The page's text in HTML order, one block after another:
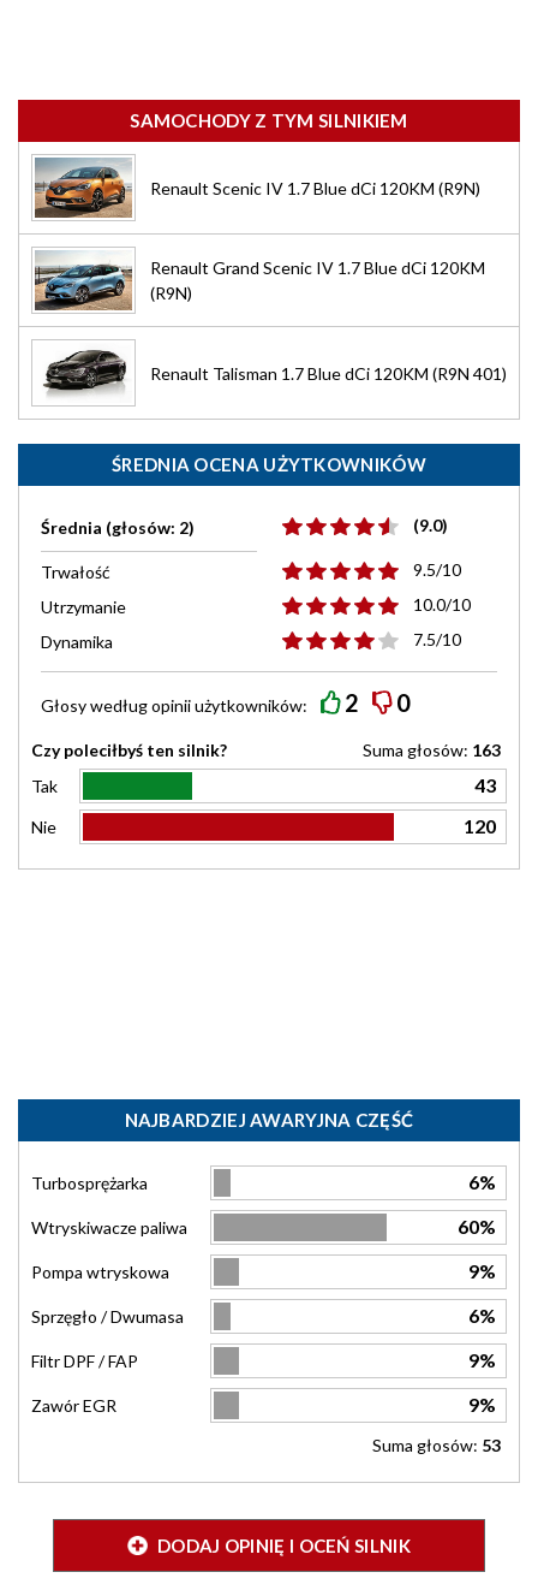
SAMOCHODY Z TYM SILNIKIEM
Renault Scenic IV 1.7 Blue dCi 120KM (R9N)
Renault Grand Scenic IV 1.7 Blue dCi 120KM
(R9N)
Renault Talisman 1.7 Blue dCi 120KM (R9N 401)
ŚREDNIA OCENA UŻYTKOWNIKÓW
Średnia (głosów: 2) (9.0)
Trwałość
9.5/10
Utrzymanie
10.0/10
Dynamika
7.5/10
Głosy wedługopiniiużytkowników: 2 0
Czy poleciłbyś ten silnik? Suma głosów: 163
Tak
43
Nie 120
NAJBARDZIEJ AWARYJNA CZĘŚĆ
Turbosprężarka 6%
Wtryskiwacze paliwa 60%
Pompa wtryskowa 9%
Sprzęgło / Dwumasa 6%
Filtr DPF / FAP 9%
Zawór EGR 9%
Suma głosów: 53
DODAJ OPINIĘ I OCEŃ SILNIK